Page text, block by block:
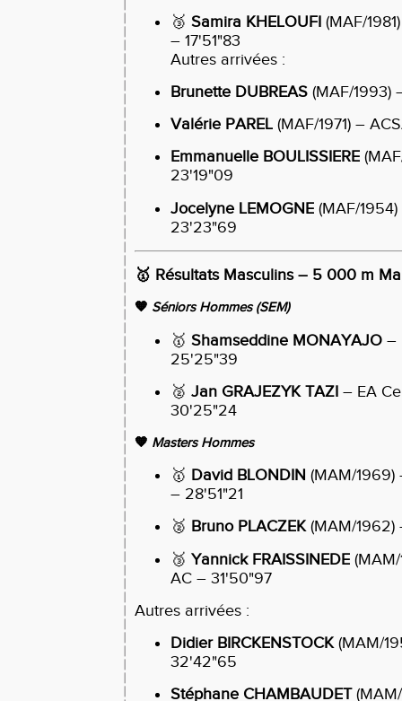
🥉 Samira KHELOUFI (MAF/
– 17'51"83
Autres arrivées :
Brunette DUBREAS (MAF/1993)
Valérie PAREL (MAF/1971) –
Emmanuelle BOULISSIERE
23'19"09
Jocelyne LEMOGNE (MAF/
23'23"69
🥇 Résultats Masculins – 5 000 m
🧡 Séniors Hommes (SEM)
🥇 Shamseddine MONAYAJO –
25'25"39
🥈 Jan GRAJEZYK TAZI – EA
30'25"24
🧡 Masters Hommes
🥇 David BLONDIN (MAM/1969)
– 28'51"21
🥈 Bruno PLACZEK(MAM/1962)
🥉 Yannick FRAISSINEDE
AC – 31'50"97
Autres arrivées :
Didier BIRCKENSTOCK(MAM/
32'42"65
Stéphane CHAMBAUDET